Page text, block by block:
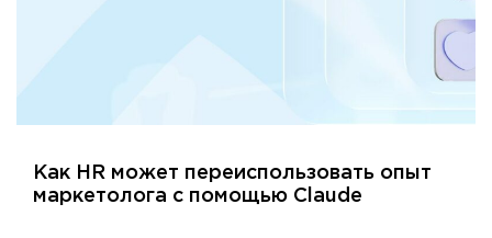
Как HR может переиспользовать опыт
маркетолога с помощью Claude